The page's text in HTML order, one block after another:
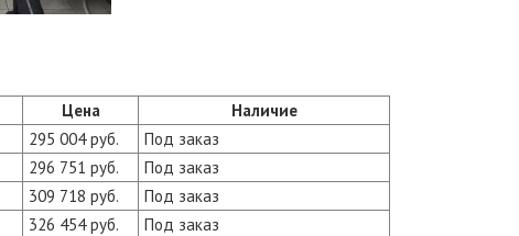
Цена
Наличие
295 004 руб.
Под заказ
296 751 руб.
Под заказ
309 718 руб.
Под заказ
326 454 руб.
Под заказ